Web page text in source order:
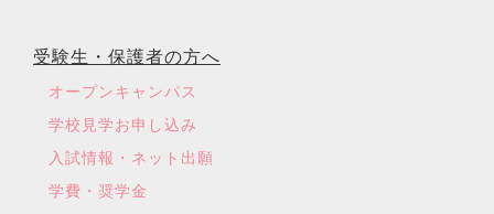
受験生・保護者の方へ
オープンキャンパス
学校見学お申し込み
入試情報・ネット出願
学費・奨学金